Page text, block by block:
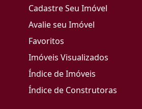
Cadastre Seu Imóvel
Avalie seu Imóvel
Favoritos
Imóveis Visualizados
Índice de Imóveis
Índice de Construtoras